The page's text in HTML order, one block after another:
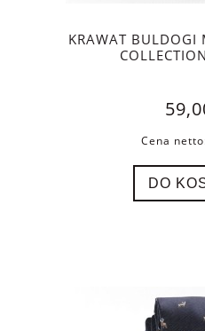
KRAWAT BULDOGI
Cena
DO